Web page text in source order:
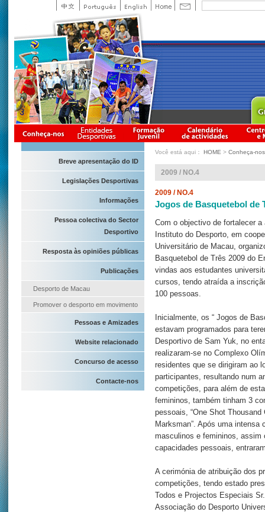
Breve apresentação do ID
Legislações Desportivas
Informações
Pessoa colectiva do Sector
Desportivo
Resposta às opiniões públicas
Publicações
Desporto de Macau
Promover o desporto em movimento
Pessoas e Amizades
Website relacionado
Concurso de acesso
Contacte-nos
Você está aqui： HOME > Conheça-nos
2009 / NO.4
2009 / NO.4
Jogos de Basquetebol de
Com o objectivo de fortalecer
Instituto do Desporto, em
Universitário de Macau,
Basquetebol de Três 2009 do
vindas aos estudantes
cursos, tendo atraída a
100 pessoas.
Inicialmente, os “ Jogos de
estavam programados para
Desportivo de Sam Yuk, no
realizaram-se no Complexo
residentes que se dirigiram ao
participantes, resultando num
competições, para além de
femininos, também tinham 3
pessoais, “One Shot Thousand
Marksman”. Após uma
masculinos e femininos, assim
capacidades pessoais,
A cerimónia de atribuição dos
competições, tendo estado
Todos e Projectos Especiais
Associação do Desporto